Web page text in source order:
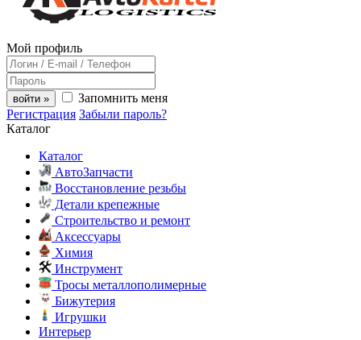
Мой профиль
войти »
Запомнить меня
Регистрация Забыли пароль?
Каталог
Каталог
АвтоЗапчасти
Восстановление резьбы
Детали крепежные
Строительство и ремонт
Аксессуары
Химия
Инструмент
Тросы металлополимерные
Бижутерия
Игрушки
Интерьер